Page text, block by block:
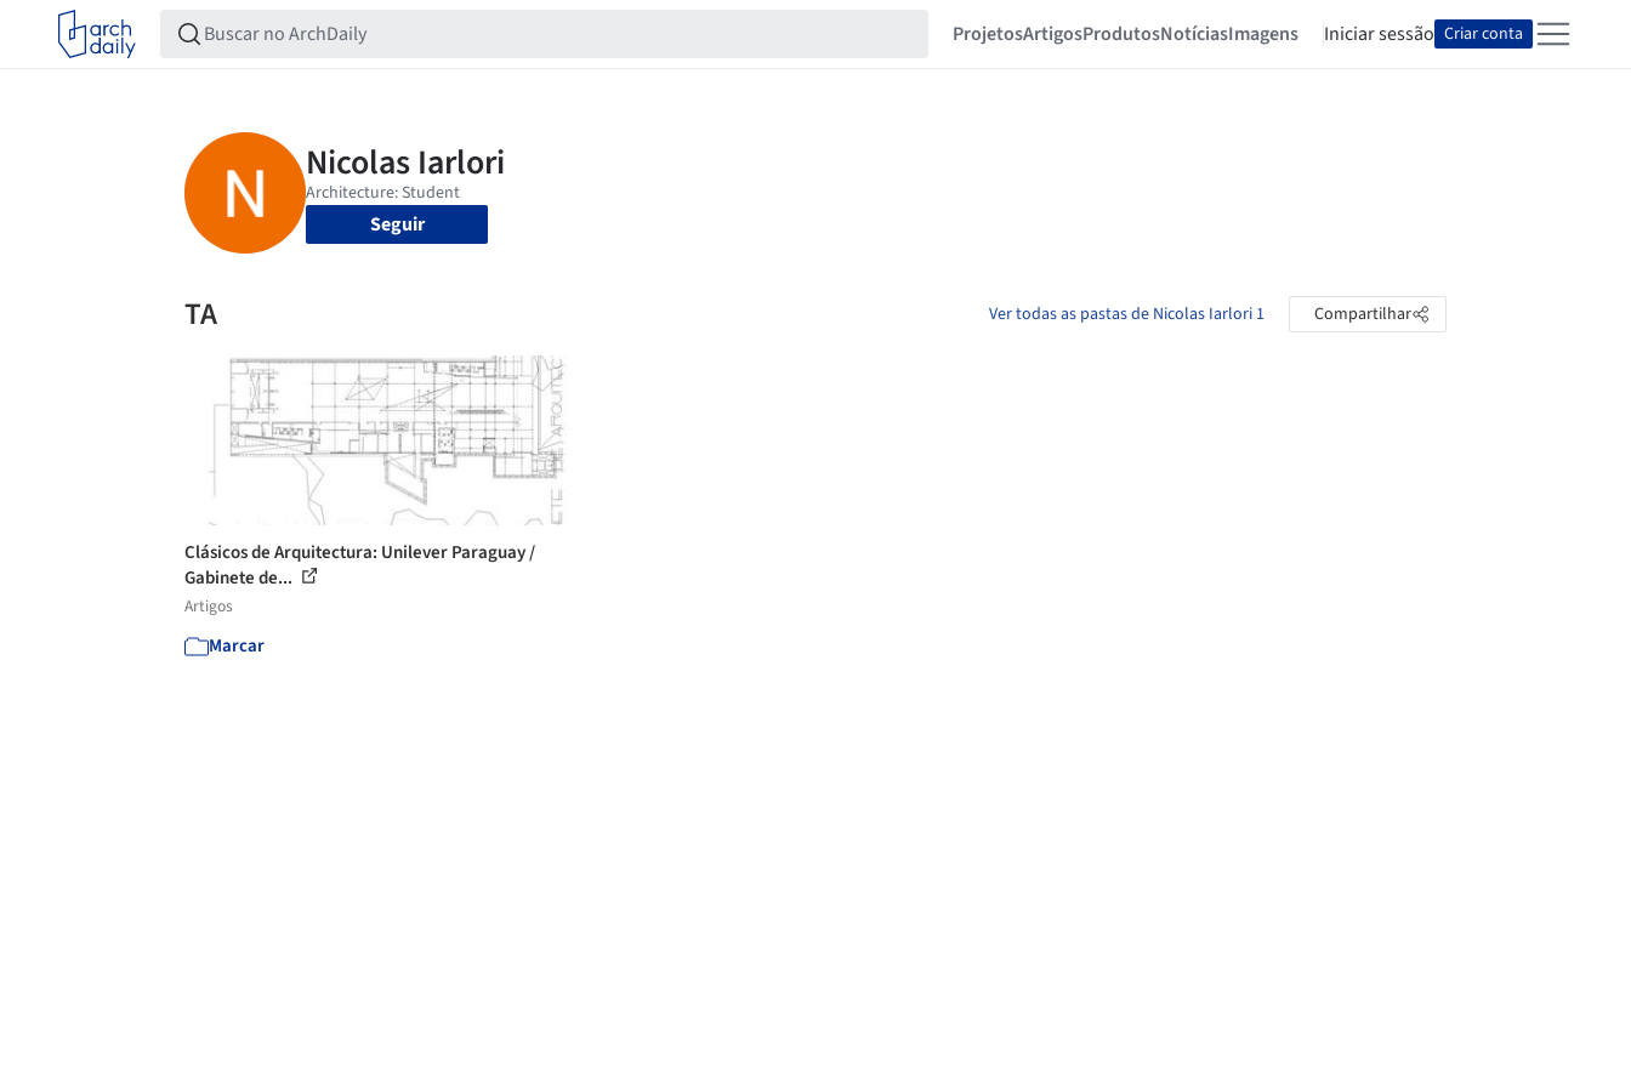
ProjetosArtigosProdutosNotíciasImagens Iniciar sessão Criar conta
Seguir
TA Ver todas as pastas de Nicolas Iarlori 1 Compartilhar
Clásicos de Arquitectura: Unilever Paraguay /
Gabinete de...
Artigos
Marcar